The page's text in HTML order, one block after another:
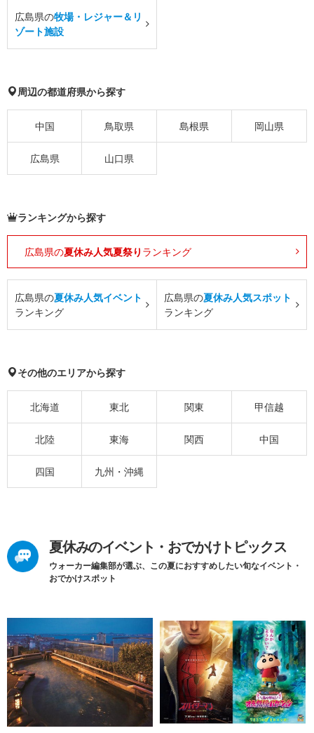
広島県の牧場・レジャー＆リ
ゾート施設
周辺の都道府県から探す
中国 鳥取県 島根県 岡山県
広島県 山口県
ランキングから探す
広島県の夏休み人気夏祭り ランキング
広島県の夏休み人気イベント
ランキング
広島県の夏休み人気スポット
ランキング
その他のエリアから探す
北海道 東北 関東 甲信越
北陸 東海 関西 中国
四国 九州・沖縄
夏休みのイベント・おでかけトピックス
ウォーカー編集部が選ぶ、この夏におすすめしたい旬なイベント・
おでかけスポット